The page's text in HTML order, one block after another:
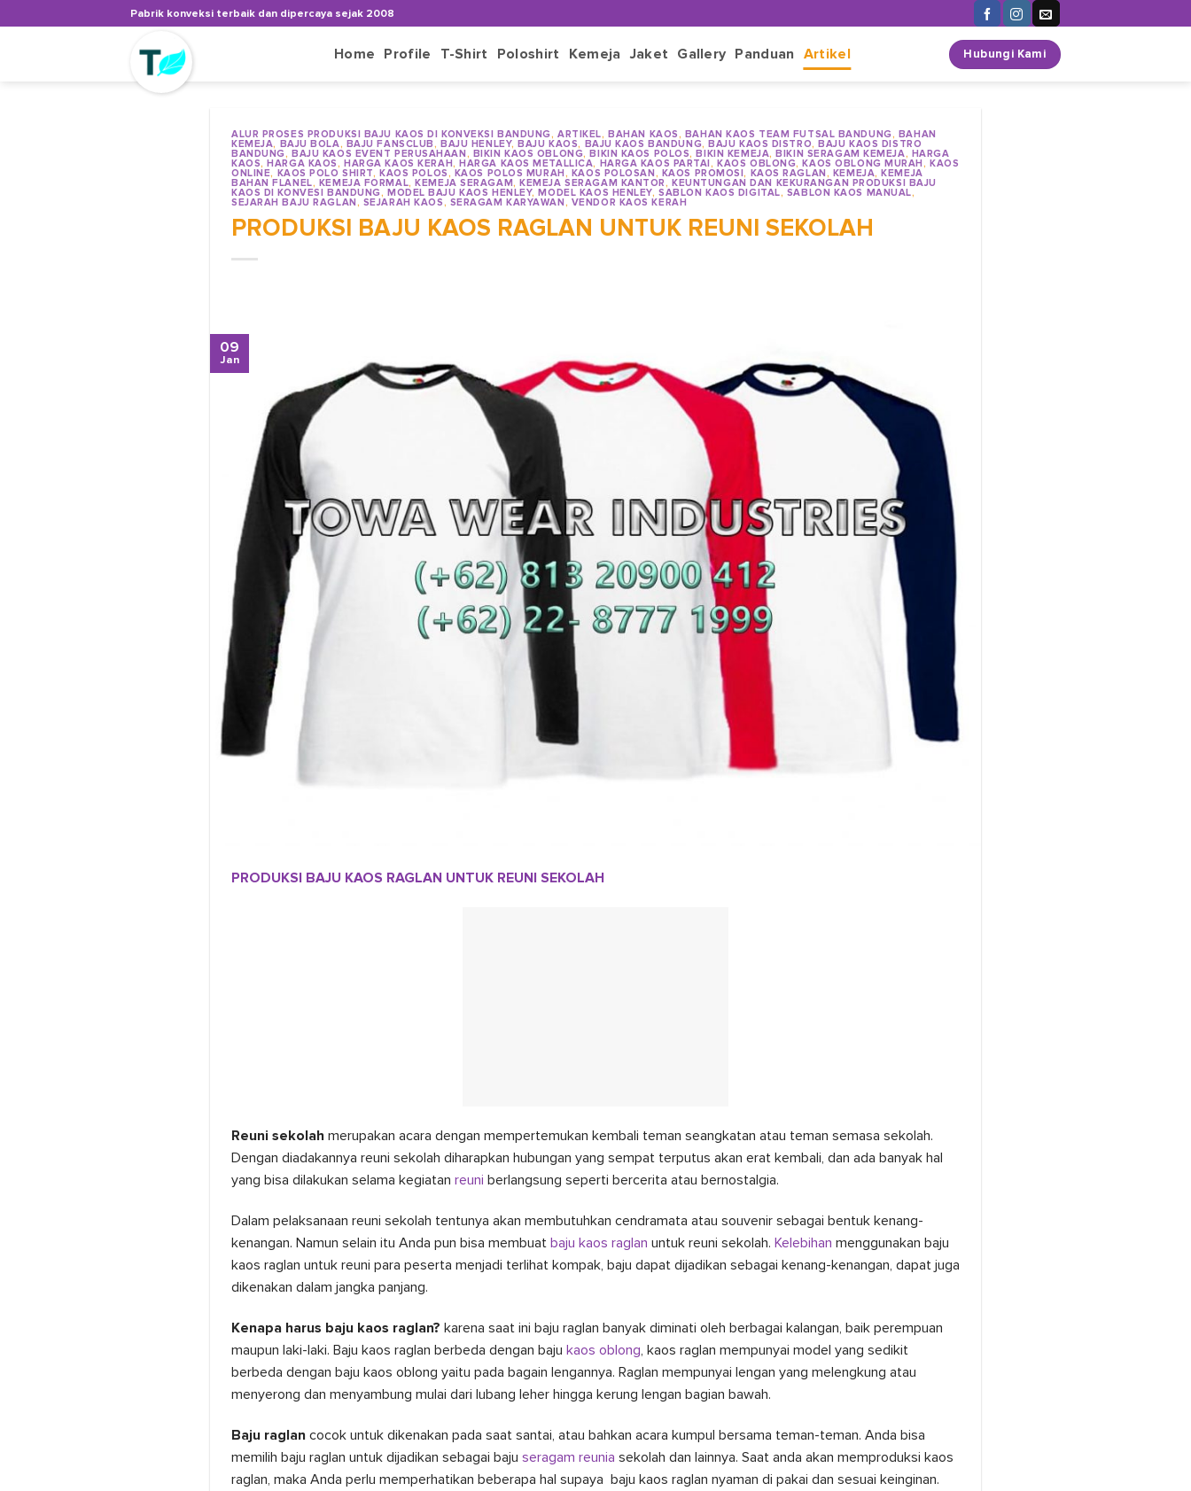
to
Pabrik konveksi terbaik dan dipercaya sejak 2008
Home Profile T-Shirt Poloshirt Kemeja Jaket Gallery Panduan Artikel Hubungi Kami
ALUR PROSES PRODUKSI BAJU KAOS DI KONVEKSI BANDUNG,ARTIKEL,BAHAN KAOS, BAHAN KAOS TEAM FUTSAL BANDUNG, BAHAN
KEMEJA, BAJU BOLA, BAJU FANSCLUB,BAJU HENLEY,BAJU KAOS, BAJU KAOS BANDUNG,BAJU KAOS DISTRO,BAJU KAOS DISTRO
BANDUNG,BAJU KAOS EVENT PERUSAHAAN, BIKIN KAOS OBLONG,BIKIN KAOS POLOS,BIKIN KEMEJA,BIKIN SERAGAM KEMEJA, HARGA
KAOS,HARGA KAOS,HARGA KAOS KERAH,HARGA KAOS METALLICA, HARGA KAOS PARTAI,KAOS OBLONG,KAOS OBLONG MURAH,KAOS
ONLINE, KAOS POLO SHIRT,KAOS POLOS, KAOS POLOS MURAH, KAOS POLOSAN, KAOS PROMOSI, KAOS RAGLAN, KEMEJA,KEMEJA
BAHAN FLANEL, KEMEJA FORMAL,KEMEJA SERAGAM,KEMEJA SERAGAM KANTOR,KEUNTUNGAN DAN KEKURANGAN PRODUKSI BAJU
KAOS DI KONVESI BANDUNG,MODEL BAJU KAOS HENLEY,MODEL KAOS HENLEY,SABLON KAOS DIGITAL, SABLON KAOS MANUAL,
SEJARAH BAJU RAGLAN, SEJARAH KAOS, SERAGAM KARYAWAN, VENDOR KAOS KERAH
PRODUKSI BAJU KAOS RAGLAN UNTUK REUNI SEKOLAH
09
Jan
PRODUKSI BAJU KAOS RAGLAN UNTUK REUNI SEKOLAH
Reuni sekolah merupakan acara dengan mempertemukan kembali teman seangkatan atau teman semasa sekolah.
Dengan diadakannya reuni sekolah diharapkan hubungan yang sempat terputus akan erat kembali, dan ada banyak hal
yang bisa dilakukan selama kegiatan reuni berlangsung seperti bercerita atau bernostalgia.
Dalam pelaksanaan reuni sekolah tentunya akan membutuhkan cendramata atau souvenir sebagai bentuk kenang-
kenangan. Namun selain itu Anda pun bisa membuat baju kaos raglan untuk reuni sekolah. Kelebihan menggunakan baju
kaos raglan untuk reuni para peserta menjadi terlihat kompak, baju dapat dijadikan sebagai kenang-kenangan, dapat juga
dikenakan dalam jangka panjang.
Kenapa harus baju kaos raglan? karena saat ini baju raglan banyak diminati oleh berbagai kalangan, baik perempuan
maupun laki-laki. Baju kaos raglan berbeda dengan baju kaos oblong, kaos raglan mempunyai model yang sedikit
berbeda dengan baju kaos oblong yaitu pada bagain lengannya. Raglan mempunyai lengan yang melengkung atau
menyerong dan menyambung mulai dari lubang leher hingga kerung lengan bagian bawah.
Baju raglan cocok untuk dikenakan pada saat santai, atau bahkan acara kumpul bersama teman-teman. Anda bisa
memilih baju raglan untuk dijadikan sebagai baju seragam reunia sekolah dan lainnya. Saat anda akan memproduksi kaos
raglan, maka Anda perlu memperhatikan beberapa hal supaya baju kaos raglan nyaman di pakai dan sesuai keinginan.